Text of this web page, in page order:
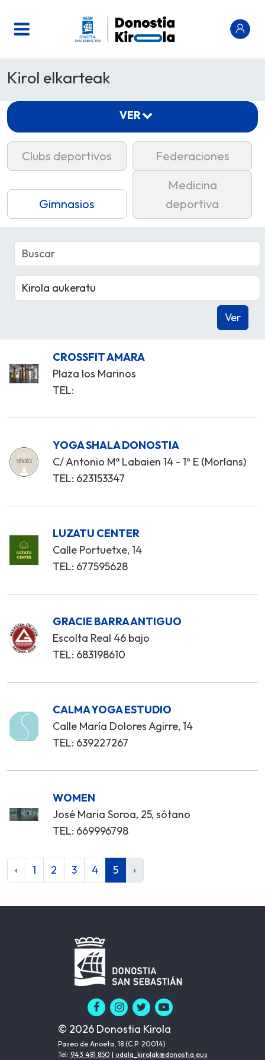
Kirol elkarteak
Clubs deportivos Federaciones
Gimnasios
Medicina
deportiva
CROSSFIT AMARA
Plaza los Marinos
TEL:
YOGA SHALA DONOSTIA
C/ Antonio Mª Labaien 14 - 1º E (Morlans)
TEL: 623153347
LUZATU CENTER
Calle Portuetxe, 14
TEL: 677595628
GRACIE BARRA ANTIGUO
Escolta Real 46 bajo
TEL: 683198610
CALMA YOGA ESTUDIO
Calle María Dolores Agirre, 14
TEL: 639227267
WOMEN
José Maria Soroa, 25, sótano
TEL: 669996798
‹ 1 2 3 4 5 ›
VER
© 2026 Donostia Kirola
Paseo de Anoeta, 18 (C.P. 20014)
Tel: 943 481 850 | udala_kirolak@donostia.eus